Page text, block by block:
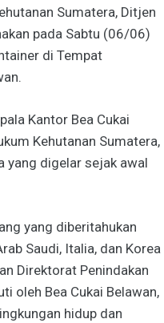
Sumatera, Ditjen
pada Sabtu (06/06)
di Tempat
Kantor Bea Cukai
Kehutanan Sumatera,
yang digelar sejak awal
yang diberitahukan
Saudi, Italia, dan Korea
Direktorat Penindakan
oleh Bea Cukai Belawan,
hidup dan